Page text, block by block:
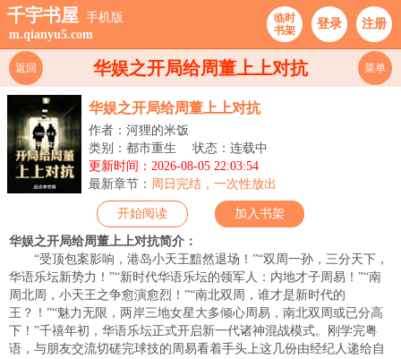
千宇书屋 手机版
m.qianyu5.com
临时
书架
登录 注册
华娱之开局给周董上上对抗
返回 菜单
华娱之开局给周董上上对抗
作者：河狸的米饭
类别：都市重生
状态：连载中
更新时间：2026-08-05 22:03:54
最新章节： 周日完结，一次性放出
开始阅读 加入书架
华娱之开局给周董上上对抗简介：
“受顶包案影响，港岛小天王黯然退场！”“双周一孙，三分天下，
华语乐坛新势力！”“新时代华语乐坛的领军人：内地才子周易！”“南
周北周，小天王之争愈演愈烈！”“南北双周，谁才是新时代的
王？！”“魅力无限，两岸三地女星大多倾心周易，南北双周或已分高
下！”千禧年初，华语乐坛正式开启新一代诸神混战模式。刚学完粤
语，与朋友交流切磋完球技的周易看着手头上这几份由经纪人递给自